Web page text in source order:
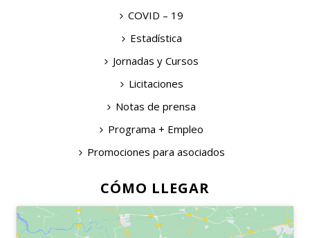
COVID – 19
Estadística
Jornadas y Cursos
Licitaciones
Notas de prensa
Programa + Empleo
Promociones para asociados
CÓMO LLEGAR